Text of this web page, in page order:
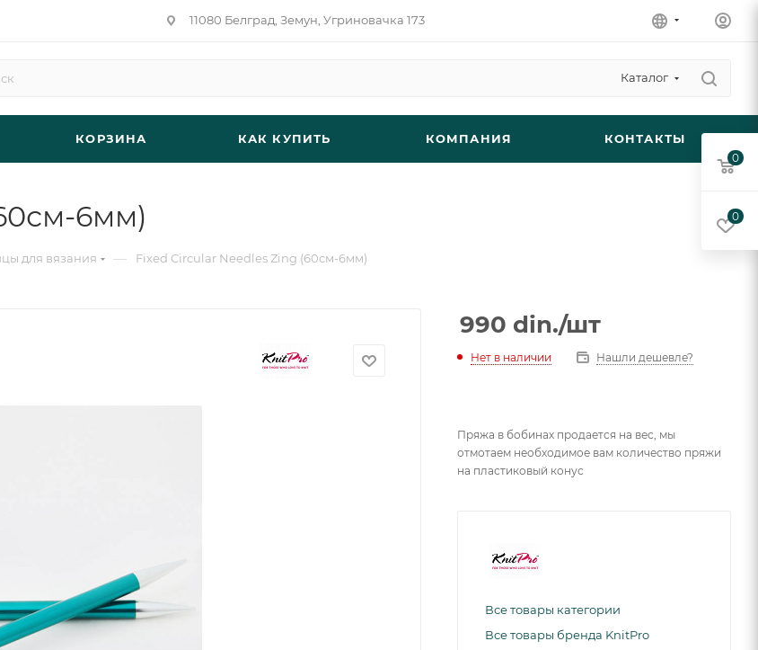
11080 Белград, Земун, Угриновачка 173
Каталог
КОРЗИНА КАК КУПИТЬ КОМПАНИЯ КОНТАКТЫ
6мм)
для вязания — Fixed Circular Needles Zing (60см-6мм)
990 din./шт
Нет в наличии Нашли дешевле?
Пряжа в бобинах продается на вес, мы
отмотаем необходимое вам количество пряжи
на пластиковый конус
Все товары категории
Все товары бренда KnitPro
0
0